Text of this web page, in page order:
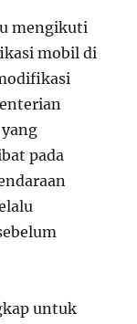
mengikuti
mobil di
pada
untuk